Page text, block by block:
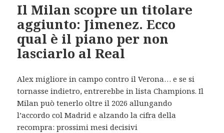
Il Milan scopre un titolare
aggiunto: Jimenez. Ecco
qual è il piano per non
lasciarlo al Real
Alex migliore in campo contro il Verona… e se si
tornasse indietro, entrerebbe in lista Champions. Il
Milan può tenerlo oltre il 2026 allungando
l’accordo col Madrid e alzando la cifra della
recompra: prossimi mesi decisivi